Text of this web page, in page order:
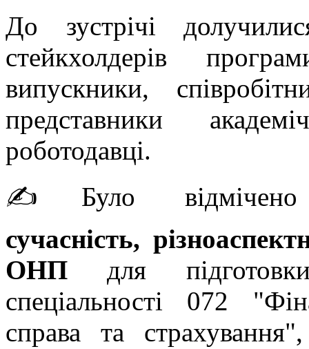
До зустрічі
стейкхолдерів
випускники,
представники
роботодавці.
✍️Було
сучасність,
ОНП для
спеціальності 072
справа та